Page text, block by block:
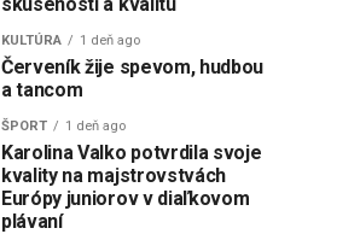
KULTÚRA 1 deň ago
Červeník žije spevom, hudbou
a tancom
ŠPORT 1 deň ago
Karolina Valko potvrdila svoje
kvality na majstrovstvách
Európy juniorov v diaľkovom
plávaní